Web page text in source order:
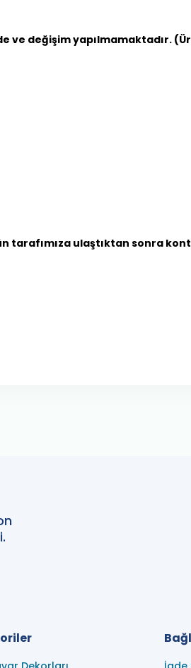
ve değişim yapılmamaktadır.
tarafımıza ulaştıktan sonra